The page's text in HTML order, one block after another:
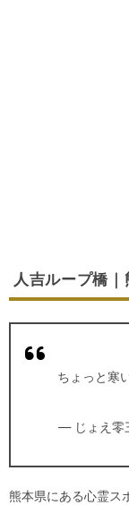
人吉ループ橋
ちょっと寒
— じょえ零
熊本県にある心霊ス